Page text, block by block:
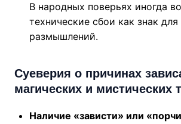
В народных поверьях иногда
технические сбои как знак
размышлений.
Суеверия о причинах
магических и мистических
Наличие «зависти» или